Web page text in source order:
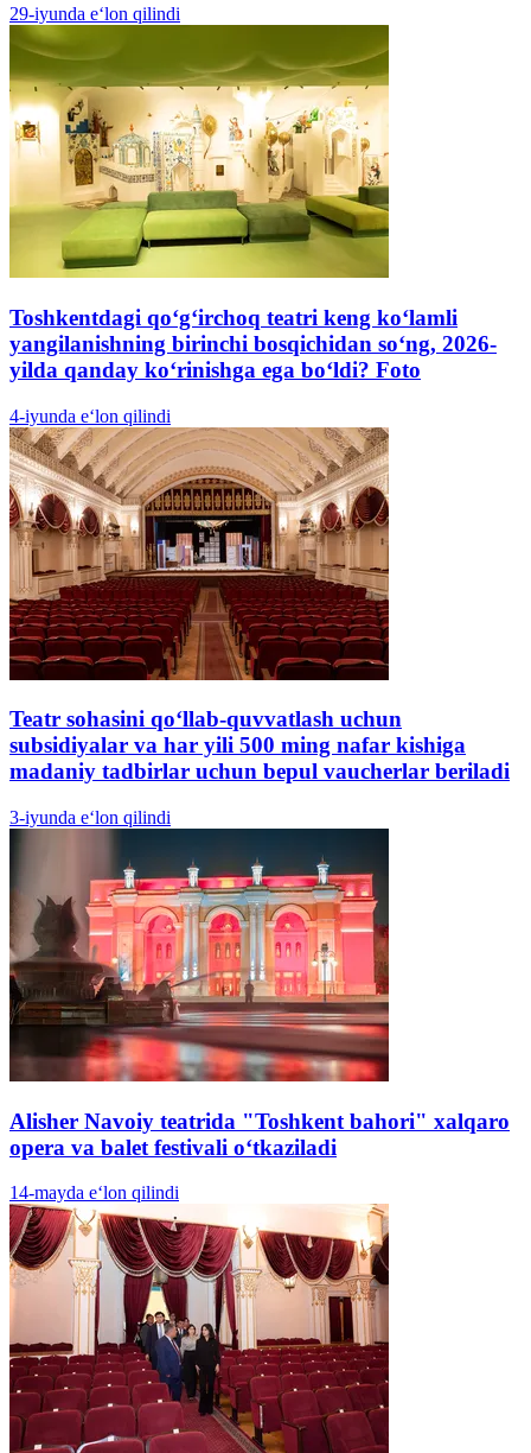
29-iyunda e‘lon qilindi
Toshkentdagi qo‘g‘irchoq teatri keng ko‘lamli
yangilanishning birinchi bosqichidan so‘ng, 2026-
yilda qanday ko‘rinishga ega bo‘ldi? Foto
4-iyunda e‘lon qilindi
Teatr sohasini qo‘llab-quvvatlash uchun
subsidiyalar va har yili 500 ming nafar kishiga
madaniy tadbirlar uchun bepul vaucherlar beriladi
3-iyunda e‘lon qilindi
Alisher Navoiy teatrida "Toshkent bahori" xalqaro
opera va balet festivali oʻtkaziladi
14-mayda e‘lon qilindi